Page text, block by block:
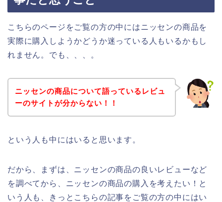
こちらのページをご覧の方の中にはニッセンの商品を
実際に購入しようかどうか迷っている人もいるかもし
れません。でも、、、。
ニッセンの商品について語っているレビュ
ーのサイトが分からない！！
という人も中にはいると思います。
だから、まずは、ニッセンの商品の良いレビューなど
を調べてから、ニッセンの商品の購入を考えたい！と
いう人も、きっとこちらの記事をご覧の方の中にはい